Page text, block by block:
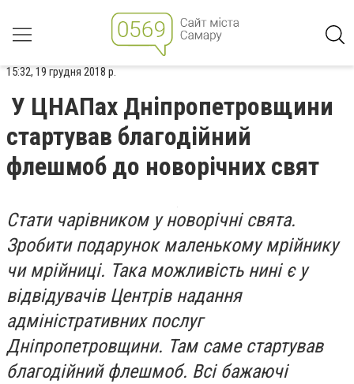
15:32, 19 грудня 2018 р.
У ЦНАПах Дніпропетровщини
стартував благодійний
флешмоб до новорічних свят
Стати чарівником у новорічні свята.
Зробити подарунок маленькому мрійнику
чи мрійниці. Така можливість нині є у
відвідувачів Центрів надання
адміністративних послуг
Дніпропетровщини. Там саме стартував
благодійний флешмоб. Всі бажаючі